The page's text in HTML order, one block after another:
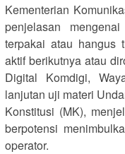
Kementerian
penjelasan
terpakai atau hangus
aktif berikutnya atau
Digital Komdigi,
lanjutan uji materi
Konstitusi (MK),
berpotensi
operator.